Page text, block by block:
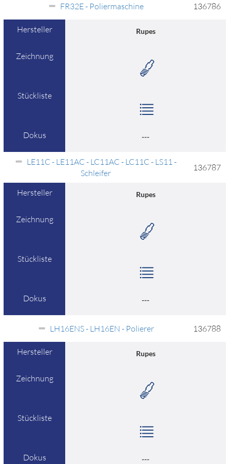
FR32E - Poliermaschine 136786
Hersteller Rupes
Zeichnung
Stückliste
Dokus ---
LE11C - LE11AC - LC11AC - LC11C - LS11 -
Schleifer
136787
Hersteller Rupes
Zeichnung
Stückliste
Dokus ---
LH16ENS - LH16EN - Polierer 136788
Hersteller Rupes
Zeichnung
Stückliste
Dokus ---